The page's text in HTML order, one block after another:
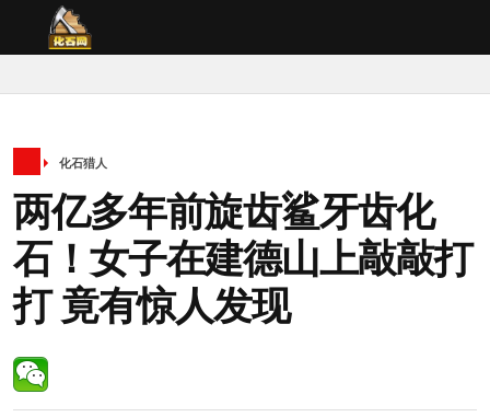
化石猎人
两亿多年前旋齿鲨牙齿化
石！女子在建德山上敲敲打
打 竟有惊人发现